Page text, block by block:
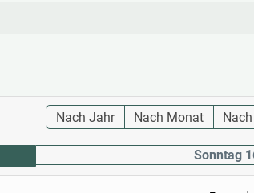
Nach Jahr Nach Monat
Sonntag